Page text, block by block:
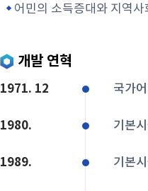
어민의 소득증대와 지역
개발 연혁
1971. 12 국가
1980. 기본
1989. 기본